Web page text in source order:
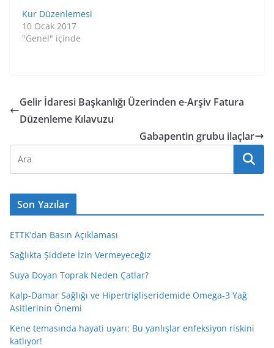
Kur Düzenlemesi
10 Ocak 2017
"Genel" içinde
Gelir İdaresi Başkanlığı Üzerinden e-Arşiv Fatura
Düzenleme Kılavuzu
Gabapentin grubu ilaçlar
Son Yazılar
ETTK’dan Basın Açıklaması
Sağlıkta Şiddete İzin Vermeyeceğiz
Suya Doyan Toprak Neden Çatlar?
Kalp-Damar Sağlığı ve Hipertrigliseridemide Omega-3 Yağ
Asitlerinin Önemi
Kene temasında hayati uyarı: Bu yanlışlar enfeksiyon riskini
katlıyor!